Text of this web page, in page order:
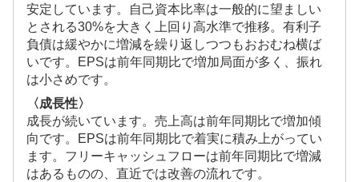
安定しています。自己資本比率は一般的に望ましい
とされる30%を大きく上回り高水準で推移。有利子
負債は緩やかに増減を繰り返しつつもおおむね横ば
いです。EPSは前年同期比で増加局面が多く、振れ
は小さめです。
〈成長性〉
成長が続いています。売上高は前年同期比で増加傾
向です。EPSは前年同期比で着実に積み上がってい
ます。フリーキャッシュフローは前年同期比で増減
はあるものの、直近では改善の流れです。